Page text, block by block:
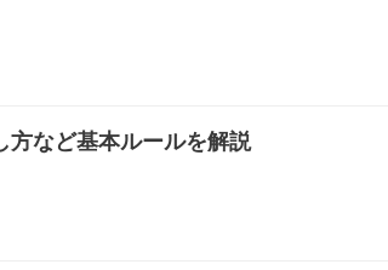
方など基本ルールを解説